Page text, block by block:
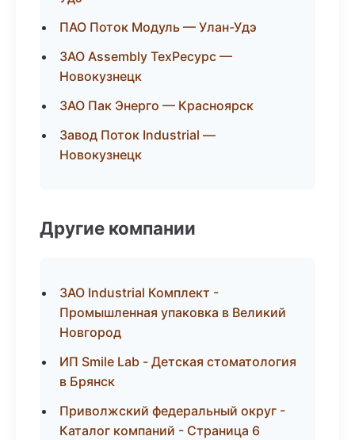
ПАО Поток Модуль — Улан-Удэ
ЗАО Assembly ТехРесурс —
Новокузнецк
ЗАО Пак Энерго — Красноярск
Завод Поток Industrial —
Новокузнецк
Другие компании
ЗАО Industrial Комплект -
Промышленная упаковка в Великий
Новгород
ИП Smile Lab - Детская стоматология
в Брянск
Приволжский федеральный округ -
Каталог компаний - Страница 6